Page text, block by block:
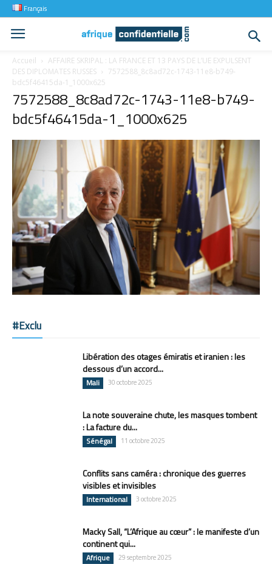
Français
Accueil
AFFAIRE SKRIPAL : LA FRANCE ET 13 PAYS DE L’UE EXPULSENT
DES DIPLOMATES RUSSES
7572588_8c8ad72c-1743-11e8-b749-
bdc5f46415da-1_1000x625
7572588_8c8ad72c-1743-11e8-b749-
bdc5f46415da-1_1000x625
#Exclu
Libération des otages émiratis et iranien : les
dessous d’un accord...
Mali 30 octobre 2025
La note souveraine chute, les masques tombent
: La facture du...
Sénégal 11 octobre 2025
Conflits sans caméra : chronique des guerres
visibles et invisibles
International 3 octobre 2025
Macky Sall, “L’Afrique au cœur” : le manifeste d’un
continent qui...
Afrique 29 septembre 2025